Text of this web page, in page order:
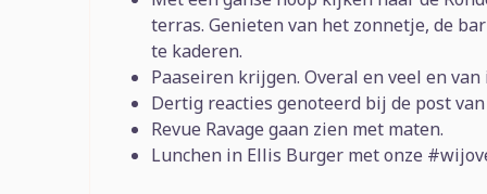
terras. Genieten van het zonnetje, de
te kaderen.
Paaseiren krijgen. Overal en veel en
Dertig reacties genoteerd bij de post
Revue Ravage gaan zien met maten.
Lunchen in Ellis Burger met onze